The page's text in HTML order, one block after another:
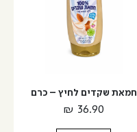
חמאת שקדים לחיץ – כרם
₪ 36.90